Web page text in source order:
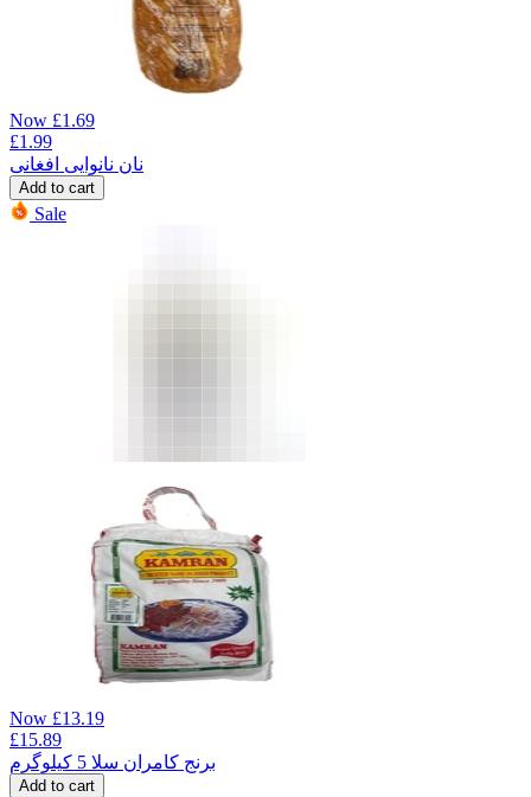
Now £1.69
£1.99
نان نانوایی افغانی
Add to cart
Sale
Now £13.19
£15.89
برنج کامران سلا 5 کیلوگرم
Add to cart